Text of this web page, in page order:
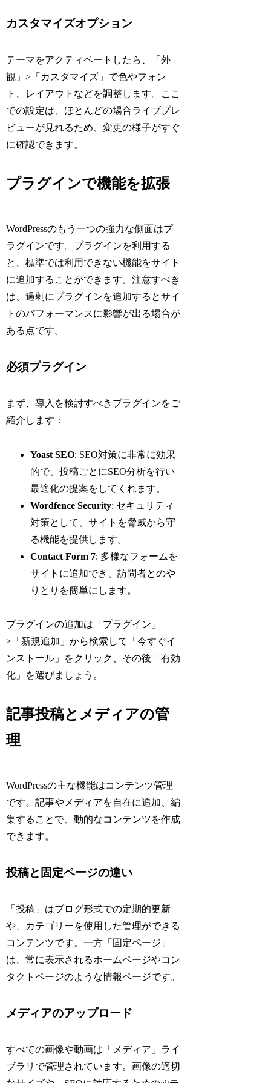
カスタマイズオプション
テーマをアクティベートしたら、「外
観」>「カスタマイズ」で色やフォン
ト、レイアウトなどを調整します。ここ
での設定は、ほとんどの場合ライブプレ
ビューが見れるため、変更の様子がすぐ
に確認できます。
プラグインで機能を拡張
WordPressのもう一つの強力な側面はプ
ラグインです。プラグインを利用する
と、標準では利用できない機能をサイト
に追加することができます。注意すべき
は、過剰にプラグインを追加するとサイ
トのパフォーマンスに影響が出る場合が
ある点です。
必須プラグイン
まず、導入を検討すべきプラグインをご
紹介します：
Yoast SEO: SEO対策に非常に効果
的で、投稿ごとにSEO分析を行い
最適化の提案をしてくれます。
Wordfence Security: セキュリティ
対策として、サイトを脅威から守
る機能を提供します。
Contact Form 7: 多様なフォームを
サイトに追加でき、訪問者とのや
りとりを簡単にします。
プラグインの追加は「プラグイン」
>「新規追加」から検索して「今すぐイ
ンストール」をクリック、その後「有効
化」を選びましょう。
記事投稿とメディアの管
理
WordPressの主な機能はコンテンツ管理
です。記事やメディアを自在に追加、編
集することで、動的なコンテンツを作成
できます。
投稿と固定ページの違い
「投稿」はブログ形式での定期的更新
や、カテゴリーを使用した管理ができる
コンテンツです。一方「固定ページ」
は、常に表示されるホームページやコン
タクトページのような情報ページです。
メディアのアップロード
すべての画像や動画は「メディア」ライ
ブラリで管理されています。画像の適切